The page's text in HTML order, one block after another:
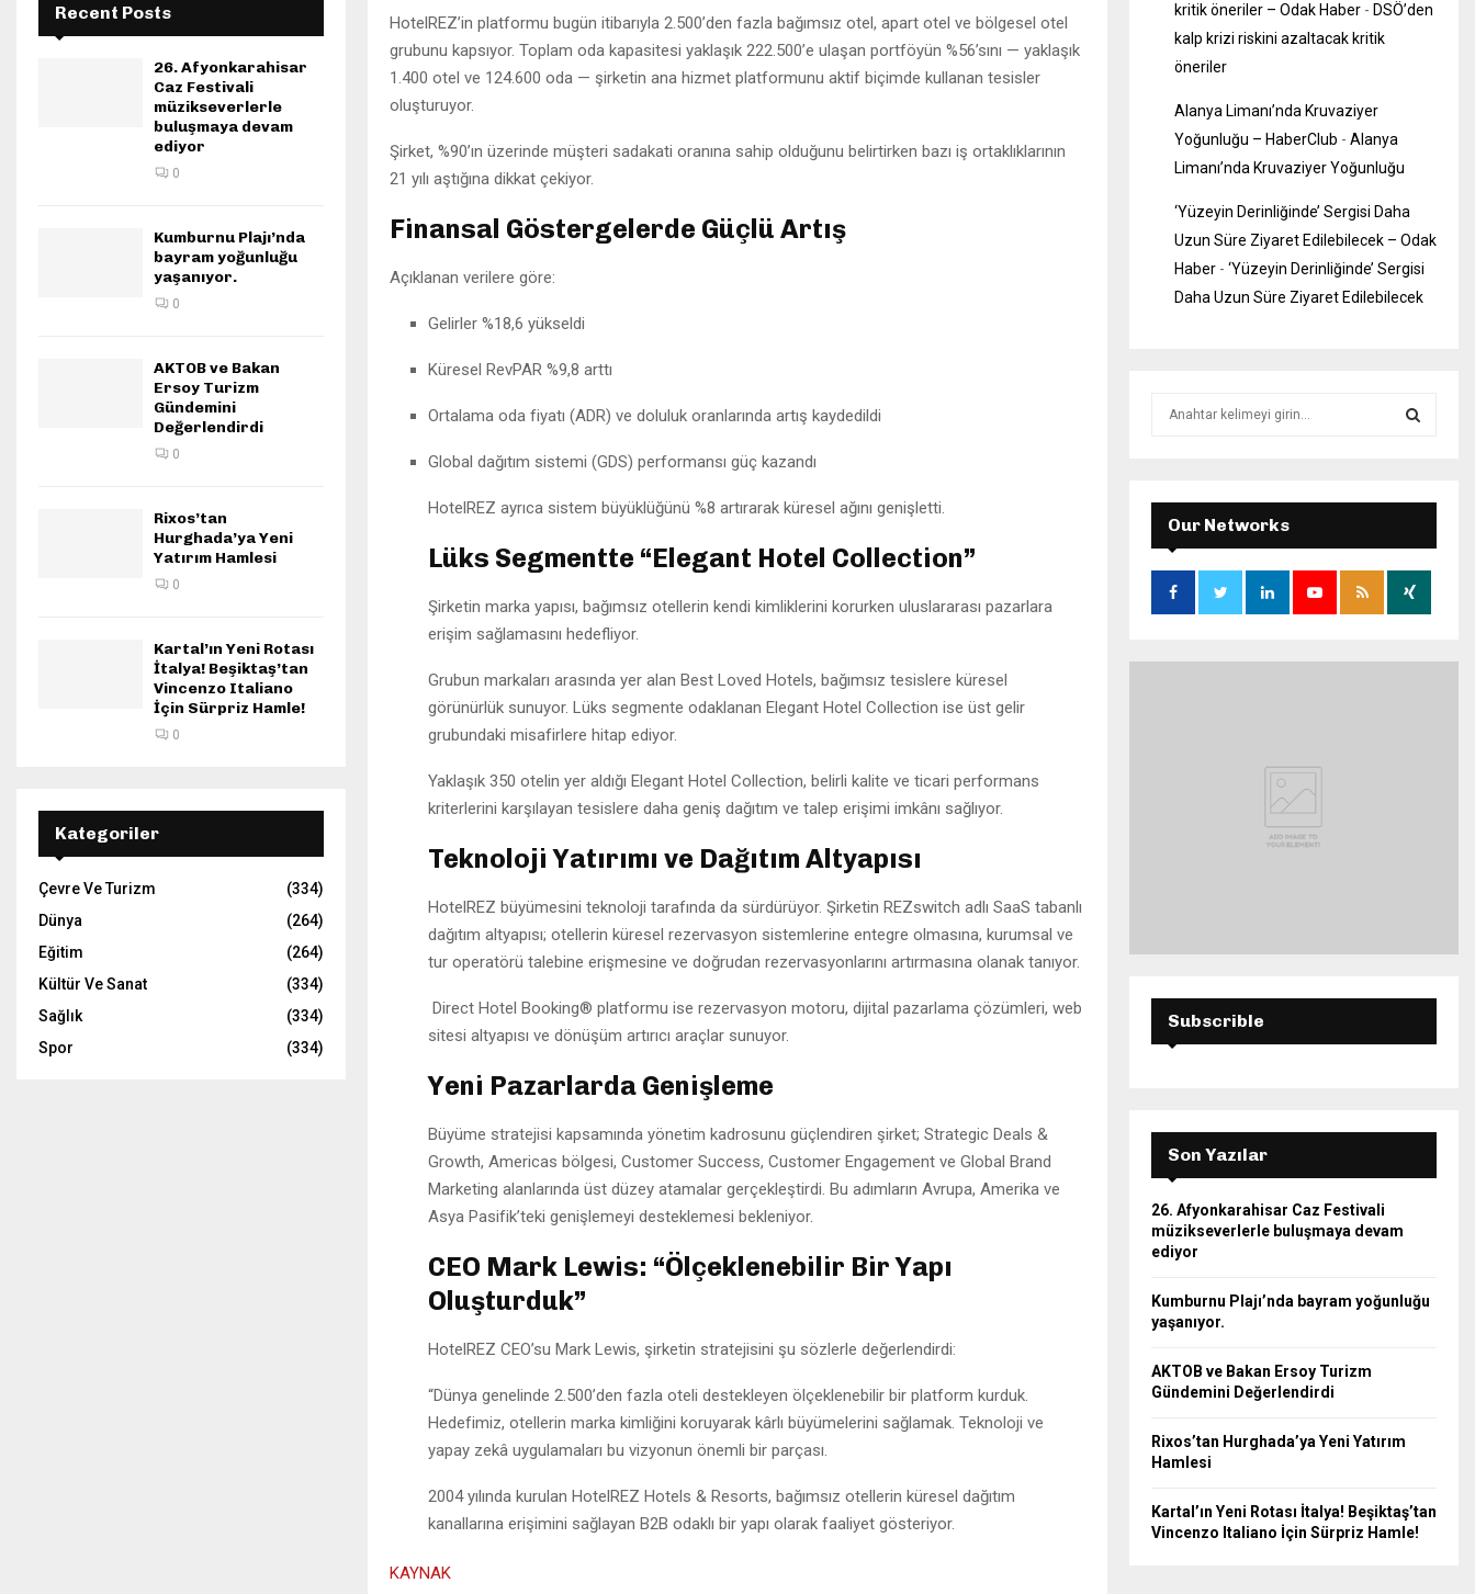
HotelREZ’in platformu bugün itibarıyla 2.500’den fazla bağımsız otel, apart otel ve bölgesel otel
grubunu kapsıyor. Toplam oda kapasitesi yaklaşık 222.500’e ulaşan portföyün %56’sını — yaklaşık
1.400 otel ve 124.600 oda — şirketin ana hizmet platformunu aktif biçimde kullanan tesisler
oluşturuyor.
Şirket, %90’ın üzerinde müşteri sadakati oranına sahip olduğunu belirtirken bazı iş ortaklıklarının
21 yılı aştığına dikkat çekiyor.
Finansal Göstergelerde Güçlü Artış
Açıklanan verilere göre:
Gelirler %18,6 yükseldi
Küresel RevPAR %9,8 arttı
Ortalama oda fiyatı (ADR) ve doluluk oranlarında artış kaydedildi
Global dağıtım sistemi (GDS) performansı güç kazandı
HotelREZ ayrıca sistem büyüklüğünü %8 artırarak küresel ağını genişletti.
Lüks Segmentte “Elegant Hotel Collection”
Şirketin marka yapısı, bağımsız otellerin kendi kimliklerini korurken uluslararası pazarlara
erişim sağlamasını hedefliyor.
Grubun markaları arasında yer alan Best Loved Hotels, bağımsız tesislere küresel
görünürlük sunuyor. Lüks segmente odaklanan Elegant Hotel Collection ise üst gelir
grubundaki misafirlere hitap ediyor.
Yaklaşık 350 otelin yer aldığı Elegant Hotel Collection, belirli kalite ve ticari performans
kriterlerini karşılayan tesislere daha geniş dağıtım ve talep erişimi imkânı sağlıyor.
Teknoloji Yatırımı ve Dağıtım Altyapısı
HotelREZ büyümesini teknoloji tarafında da sürdürüyor. Şirketin REZswitch adlı SaaS tabanlı
dağıtım altyapısı; otellerin küresel rezervasyon sistemlerine entegre olmasına, kurumsal ve
tur operatörü talebine erişmesine ve doğrudan rezervasyonlarını artırmasına olanak tanıyor.
Direct Hotel Booking® platformu ise rezervasyon motoru, dijital pazarlama çözümleri, web
sitesi altyapısı ve dönüşüm artırıcı araçlar sunuyor.
Yeni Pazarlarda Genişleme
Büyüme stratejisi kapsamında yönetim kadrosunu güçlendiren şirket; Strategic Deals &
Growth, Americas bölgesi, Customer Success, Customer Engagement ve Global Brand
Marketing alanlarında üst düzey atamalar gerçekleştirdi. Bu adımların Avrupa, Amerika ve
Asya Pasifik’teki genişlemeyi desteklemesi bekleniyor.
CEO Mark Lewis: “Ölçeklenebilir Bir Yapı
Oluşturduk”
HotelREZ CEO’su Mark Lewis, şirketin stratejisini şu sözlerle değerlendirdi:
“Dünya genelinde 2.500’den fazla oteli destekleyen ölçeklenebilir bir platform kurduk.
Hedefimiz, otellerin marka kimliğini koruyarak kârlı büyümelerini sağlamak. Teknoloji ve
yapay zekâ uygulamaları bu vizyonun önemli bir parçası.
2004 yılında kurulan HotelREZ Hotels & Resorts, bağımsız otellerin küresel dağıtım
kanallarına erişimini sağlayan B2B odaklı bir yapı olarak faaliyet gösteriyor.
KAYNAK
Recent Posts
26. Afyonkarahisar
Caz Festivali
müzikseverlerle
buluşmaya devam
ediyor
0
Kumburnu Plajı’nda
bayram yoğunluğu
yaşanıyor.
0
AKTOB ve Bakan
Ersoy Turizm
Gündemini
Değerlendirdi
0
Rixos’tan
Hurghada’ya Yeni
Yatırım Hamlesi
0
Kartal’ın Yeni Rotası
İtalya! Beşiktaş’tan
Vincenzo Italiano
İçin Sürpriz Hamle!
0
Kategoriler
Çevre Ve Turizm
(334)
Dünya
(264)
Eğitim
(264)
Kültür Ve Sanat
(334)
Sağlık
(334)
Spor
(334)
kritik öneriler – Odak Haber - DSÖ’den
kalp krizi riskini azaltacak kritik
öneriler
Alanya Limanı’nda Kruvaziyer
Yoğunluğu – HaberClub - Alanya
Limanı’nda Kruvaziyer Yoğunluğu
‘Yüzeyin Derinliğinde’ Sergisi Daha
Uzun Süre Ziyaret Edilebilecek – Odak
Haber - ‘Yüzeyin Derinliğinde’ Sergisi
Daha Uzun Süre Ziyaret Edilebilecek
:
E
A
R
Our Networks
Subscrible
Son Yazılar
26. Afyonkarahisar Caz Festivali
müzikseverlerle buluşmaya devam
ediyor
Kumburnu Plajı’nda bayram yoğunluğu
yaşanıyor.
AKTOB ve Bakan Ersoy Turizm
Gündemini Değerlendirdi
Rixos’tan Hurghada’ya Yeni Yatırım
Hamlesi
Kartal’ın Yeni Rotası İtalya! Beşiktaş’tan
Vincenzo Italiano İçin Sürpriz Hamle!